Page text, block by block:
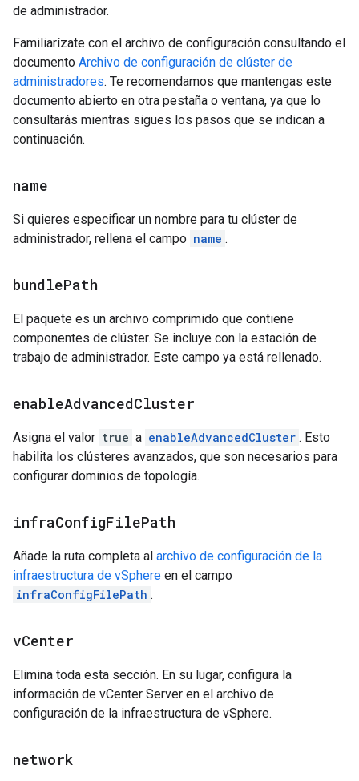
de administrador.
Familiarízate con el archivo de configuración consultando el
documento Archivo de configuración de clúster de
administradores. Te recomendamos que mantengas este
documento abierto en otra pestaña o ventana, ya que lo
consultarás mientras sigues los pasos que se indican a
continuación.
name
Si quieres especificar un nombre para tu clúster de
administrador, rellena el campo name .
bundlePath
El paquete es un archivo comprimido que contiene
componentes de clúster. Se incluye con la estación de
trabajo de administrador. Este campo ya está rellenado.
enableAdvancedCluster
Asigna el valor true a enableAdvancedCluster . Esto
habilita los clústeres avanzados, que son necesarios para
configurar dominios de topología.
infraConfigFilePath
Añade la ruta completa al archivo de configuración de la
infraestructura de vSphere en el campo
infraConfigFilePath .
vCenter
Elimina toda esta sección. En su lugar, configura la
información de vCenter Server en el archivo de
configuración de la infraestructura de vSphere.
network